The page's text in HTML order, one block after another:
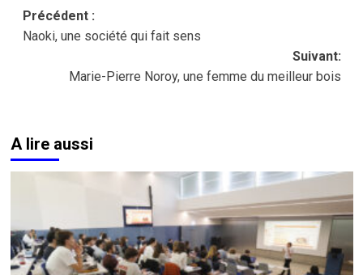
Navigation
d’article
Précédent :
Naoki, une société qui fait sens
Suivant:
Marie-Pierre Noroy, une femme du meilleur bois
A lire aussi